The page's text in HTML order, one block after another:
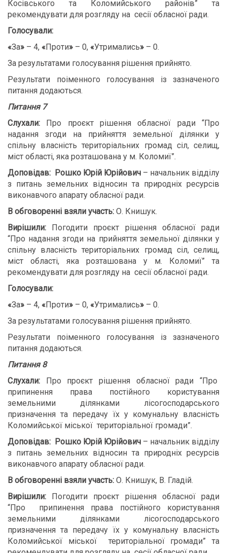
Косівського та Коломийського районів” та
рекомендувати для розгляду на сесії обласної ради.
Голосували:
«За» – 4, «Проти» – 0, «Утримались» – 0.
За результатами голосування рішення прийнято.
Результати поіменного голосування із зазначеного
питання додаються.
Питання 7
Слухали: Про проєкт рішення обласної ради “Про
надання згоди на прийняття земельної ділянки у
спільну власність територіальних громад сіл, селищ,
міст області, яка розташована у м. Коломиї”.
Доповідав: Рошко Юрій Юрійович – начальник відділу
з питань земельних відносин та природніх ресурсів
виконавчого апарату обласної ради.
В обговоренні взяли участь: О. Книшук.
Вирішили: Погодити проєкт рішення обласної ради
“Про надання згоди на прийняття земельної ділянки у
спільну власність територіальних громад сіл, селищ,
міст області, яка розташована у м. Коломиї” та
рекомендувати для розгляду на сесії обласної ради.
Голосували:
«За» – 4, «Проти» – 0, «Утримались» – 0.
За результатами голосування рішення прийнято.
Результати поіменного голосування із зазначеного
питання додаються.
Питання 8
Слухали: Про проєкт рішення обласної ради “Про
припинення права постійного користування
земельними ділянками лісогосподарського
призначення та передачу їх у комунальну власність
Коломийської міської територіальної громади”.
Доповідав: Рошко Юрій Юрійович – начальник відділу
з питань земельних відносин та природніх ресурсів
виконавчого апарату обласної ради.
В обговоренні взяли участь: О. Книшук, В. Гладій.
Вирішили: Погодити проєкт рішення обласної ради
“Про припинення права постійного користування
земельними ділянками лісогосподарського
призначення та передачу їх у комунальну власність
Коломийської міської територіальної громади” та